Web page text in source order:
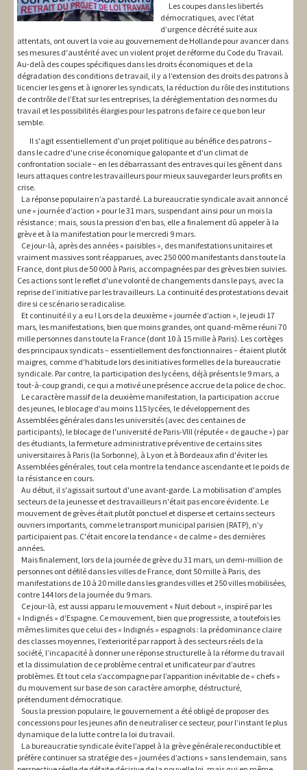
Social
Thèmes
Les coupes dans les libertés
démocratiques, avec l’état
d’urgence décrété suite aux
attentats, ont ouvert la voie au gouvernement de Hollande pour avancer dans
ses mesures d'austérité avec un violent projet de réforme du Code du Travail.
Au-delà des coupes spécifiques dans les droits économiques et de la
dégradation des conditions de travail, il y a l’extension des droits des patrons à
licencier les gens et à ignorer les syndicats, la réduction du rôle des institutions
de contrôle de l’Etat sur les entreprises, la déréglementation des normes du
travail et les possibilités élargies pour les patrons de faire ce que bon leur
semble.
Il s'agit essentiellement d'un projet politique au bénéfice des patrons –
dans le cadre d'une crise économique galopante et d'un climat de
confrontation sociale – en les débarrassant des entraves qui les gênent dans
leurs attaques contre les travailleurs pour mieux sauvegarder leurs profits en
crise.
La réponse populaire n’a pas tardé. La bureaucratie syndicale avait annoncé
une « journée d’action » pour le 31 mars, suspendant ainsi pour un mois la
résistance ; mais, sous la pression d’en bas, elle a finalement dû appeler à la
grève et à la manifestation pour le mercredi 9 mars.
Ce jour-là, après des années « paisibles », des manifestations unitaires et
vraiment massives sont réapparues, avec 250 000 manifestants dans toute la
France, dont plus de 50 000 à Paris, accompagnées par des grèves bien suivies.
Ces actions sont le reflet d'une volonté de changements dans le pays, avec la
reprise de l’initiative par les travailleurs. La continuité des protestations devait
dire si ce scénario se radicalise.
Et continuité il y a eu ! Lors de la deuxième « journée d’action », le jeudi 17
mars, les manifestations, bien que moins grandes, ont quand-même réuni 70
mille personnes dans toute la France (dont 10 à 15 mille à Paris). Les cortèges
des principaux syndicats – essentiellement des fonctionnaires – étaient plutôt
maigres, comme d'habitude lors des initiatives formelles de la bureaucratie
syndicale. Par contre, la participation des lycéens, déjà présents le 9 mars, a
tout-à-coup grandi, ce qui a motivé une présence accrue de la police de choc.
Le caractère massif de la deuxième manifestation, la participation accrue
des jeunes, le blocage d’au moins 115 lycées, le développement des
Assemblées générales dans les universités (avec des centaines de
participants), le blocage de l'université de Paris-VIII (réputée « de gauche ») par
des étudiants, la fermeture administrative préventive de certains sites
universitaires à Paris (la Sorbonne), à Lyon et à Bordeaux afin d'éviter les
Assemblées générales, tout cela montre la tendance ascendante et le poids de
la résistance en cours.
Au début, il s'agissait surtout d'une avant-garde. La mobilisation d'amples
secteurs de la jeunesse et des travailleurs n'était pas encore évidente. Le
mouvement de grèves était plutôt ponctuel et disperse et certains secteurs
ouvriers importants, comme le transport municipal parisien (RATP), n’y
participaient pas. C'était encore la tendance « de calme » des dernières
années.
Mais finalement, lors de la journée de grève du 31 mars, un demi-million de
personnes ont défilé dans les villes de France, dont 50 mille à Paris, des
manifestations de 10 à 20 mille dans les grandes villes et 250 villes mobilisées,
contre 144 lors de la journée du 9 mars.
Ce jour-là, est aussi apparu le mouvement « Nuit debout », inspiré par les
« Indignés » d'Espagne. Ce mouvement, bien que progressiste, a toutefois les
mêmes limites que celui des « Indignés » espagnols : la prédominance claire
des classes moyennes, l’exteriorité par rapport à des secteurs réels de la
société, l’incapacité à donner une réponse structurelle à la réforme du travail
et la dissimulation de ce problème central et unificateur par d’autres
problèmes. Et tout cela s’accompagne par l’apparition inévitable de « chefs »
du mouvement sur base de son caractère amorphe, déstructuré,
prétendument démocratique.
Sous la pression populaire, le gouvernement a été obligé de proposer des
concessions pour les jeunes afin de neutraliser ce secteur, pour l’instant le plus
dynamique de la lutte contre la loi du travail.
La bureaucratie syndicale évite l’appel à la grève générale reconductible et
préfère continuer sa stratégie des « journées d’actions » sans lendemain, sans